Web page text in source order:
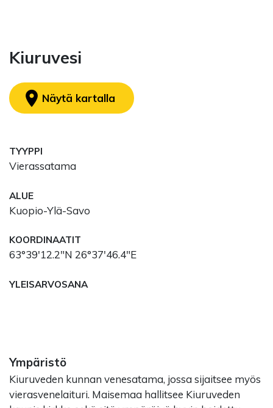
Kiuruvesi
location_on Näytä kartalla
TYYPPI
Vierassatama
ALUE
Kuopio-Ylä-Savo
KOORDINAATIT
63°39'12.2"N 26°37'46.4"E
YLEISARVOSANA
Ympäristö
Kiuruveden kunnan venesatama, jossa sijaitsee myös
vierasvenelaituri. Maisemaa hallitsee Kiuruveden